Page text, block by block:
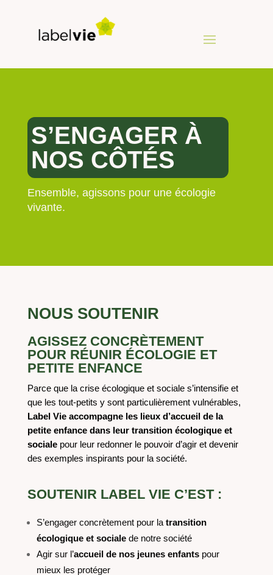
S’ENGAGER À
NOS CÔTÉS
Ensemble, agissons pour une écologie
vivante.
NOUS SOUTENIR
AGISSEZ CONCRÈTEMENT
POUR RÉUNIR ÉCOLOGIE ET
PETITE ENFANCE
Parce que la crise écologique et sociale s’intensifie et
que les tout-petits y sont particulièrementvulnérables,
Label Vie accompagne les lieux d’accueil de la
petite enfance dans leur transition écologique et
socialepour leur redonner le pouvoir d’agir et devenir
des exemples inspirants pour la société.
SOUTENIR LABEL VIE C’EST :
S’engager concrètement pour latransition
écologique et socialede notre société
Agir sur l’accueil de nos jeunes enfantspour
mieux les protéger